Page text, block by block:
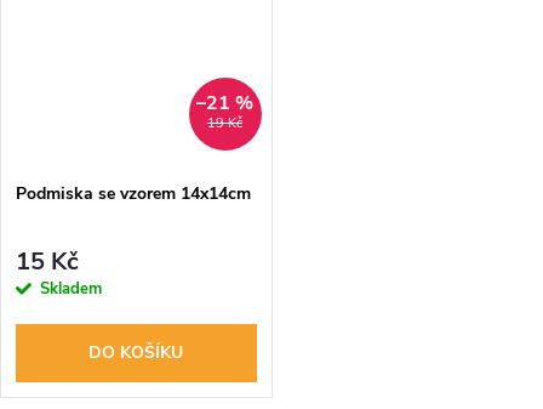
19 Kč
–21 %
Podmiska se vzorem 14x14cm
15 Kč
Skladem
DO KOŠÍKU